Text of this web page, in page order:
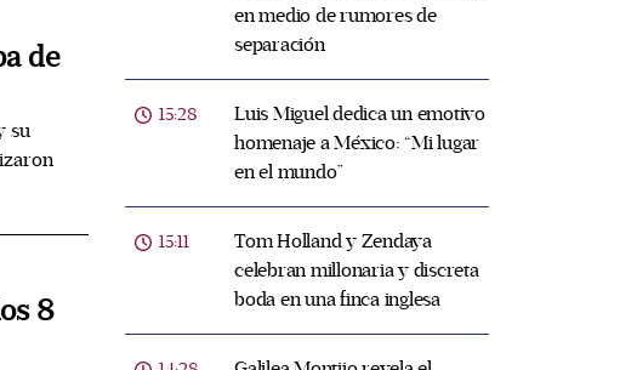
de
su
8
en medio de rumores de
separación
15:28
Luis Miguel dedica un emotivo
homenaje a México: “Mi lugar
en el mundo”
15:11
Tom Holland y Zendaya
celebran millonaria y discreta
boda en una finca inglesa